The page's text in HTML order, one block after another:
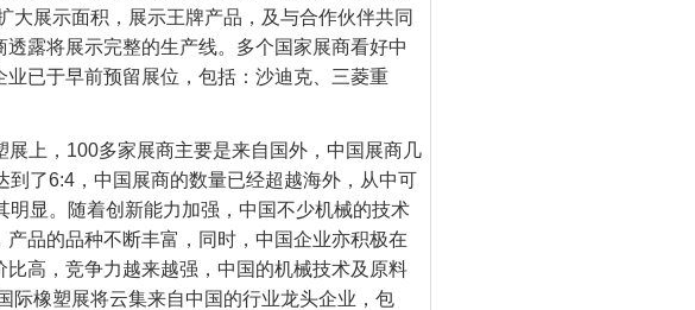
展示面积，展示王牌产品，及与合作伙伴共同
露将展示完整的生产线。多个国家展商看好中
已于早前预留展位，包括：沙迪克、三菱重
上，100多家展商主要是来自国外，中国展商几
了6:4，中国展商的数量已经超越海外，从中可
显。随着创新能力加强，中国不少机械的技术
品的品种不断丰富，同时，中国企业亦积极在
高，竞争力越来越强，中国的机械技术及原料
际橡塑展将云集来自中国的行业龙头企业，包